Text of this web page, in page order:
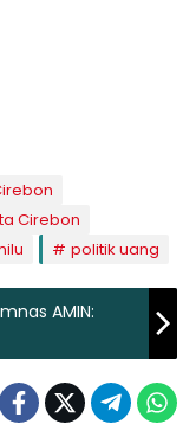
Cirebon
politik uang
AMIN: